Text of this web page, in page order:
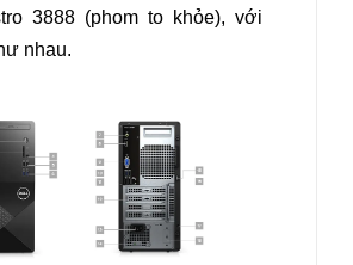
3888 (phom to khỏe), với
nhau.